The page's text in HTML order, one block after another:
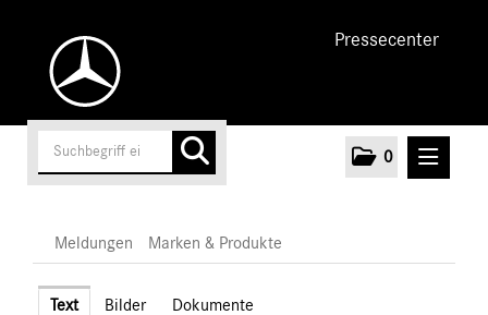
Pressecenter
0
Unternehmen
Meldungen Marken & Produkte
Text Bilder Dokumente